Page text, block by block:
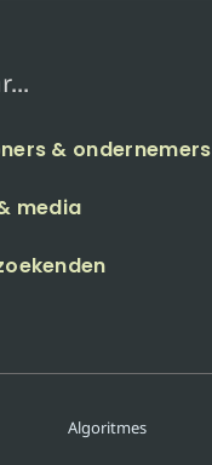
& ondernemers
media
Algoritmes